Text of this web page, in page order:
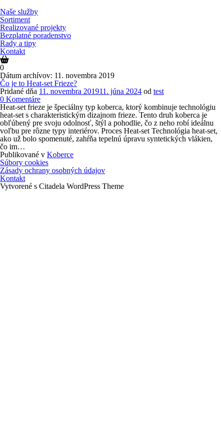
na
obsah
Naše služby
Sortiment
Realizované projekty
Bezplatné poradenstvo
Rady a tipy
Kontakt
0
Dátum archívov: 11. novembra 2019
Čo je to Heat-set Frieze?
Pridané dňa 11. novembra 201911. júna 2024 od test
0 KomentáreČo
je
to
Heat-
set
Frieze?
Heat-set frieze je špeciálny typ koberca, ktorý kombinuje technológiu
heat-set s charakteristickým dizajnom frieze. Tento druh koberca je
obľúbený pre svoju odolnosť, štýl a pohodlie, čo z neho robí ideálnu
voľbu pre rôzne typy interiérov. Proces Heat-set Technológia heat-set,
ako už bolo spomenuté, zahŕňa tepelnú úpravu syntetických vlákien,
čo im…
Publikované v Koberce
Navigácia
v
príspevkoch
Súbory cookies
Zásady ochrany osobných údajov
Kontakt
Vytvorené s Citadela WordPress Theme